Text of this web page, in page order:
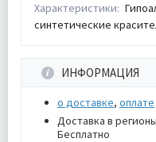
Характеристики:
синтетические
ИНФОРМАЦИЯ
о доставке, оплате
Доставка в
Бесплатно